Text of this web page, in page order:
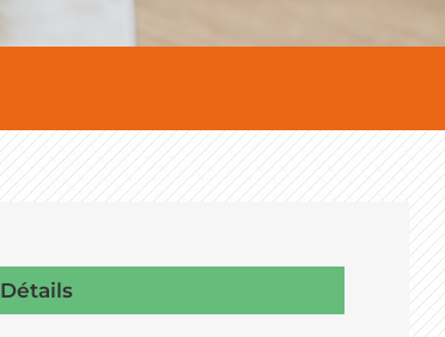
Détails